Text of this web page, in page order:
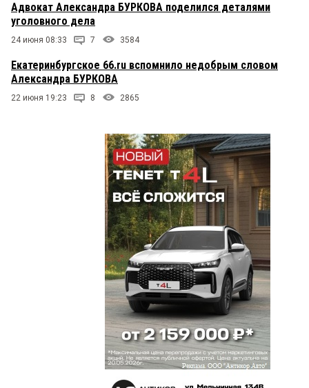
Адвокат Александра БУРКОВА поделился деталями
уголовного дела
24 июня 08:33 7 3584
Екатеринбургское 66.ru вспомнило недобрым словом
Александра БУРКОВА
22 июня 19:23 8 2865